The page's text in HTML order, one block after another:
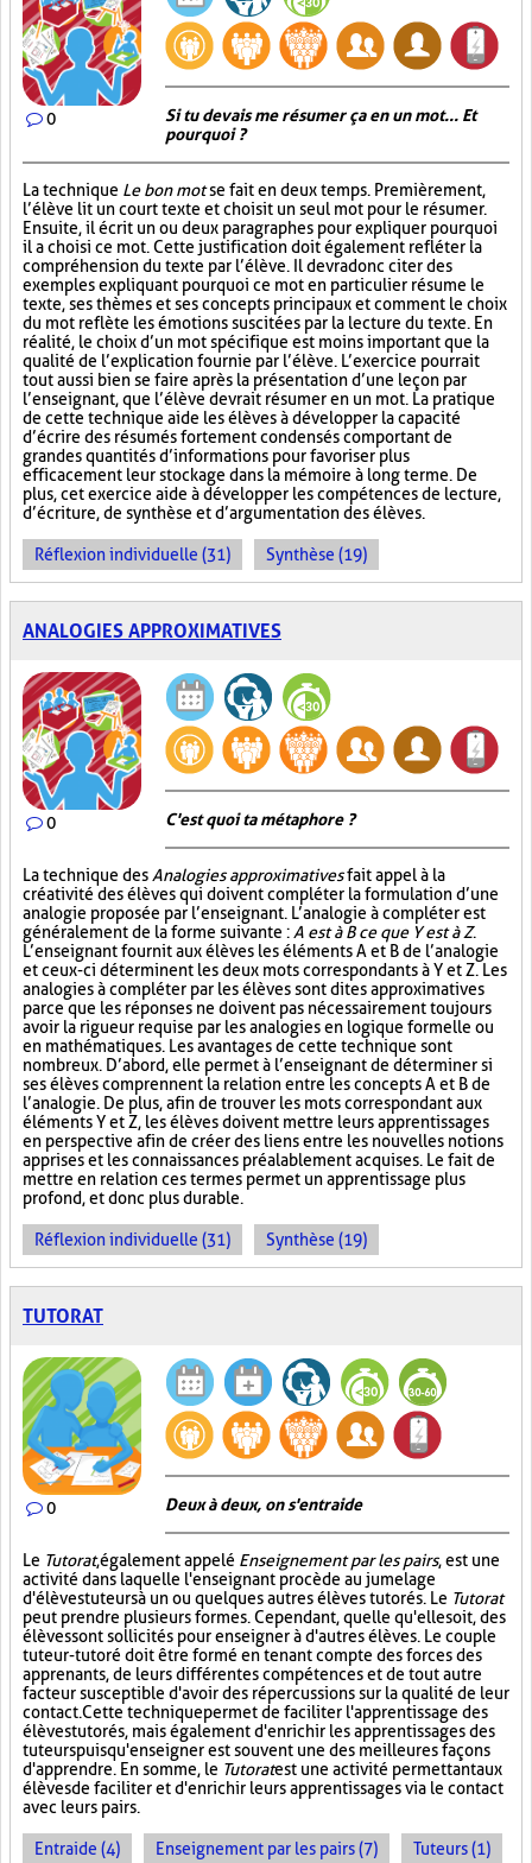
0
Si tu devais me résumer ça en un mot... Et
pourquoi ?
La technique Le bon motse fait en deux temps. Premièrement,
l’élève lit un court texte et choisit un seul mot pour le résumer.
Ensuite, il écrit un ou deux paragraphes pour expliquer pourquoi
il a choisi ce mot. Cette justification doit également refléter la
compréhension du texte par l’élève. Il devra donc citer des
exemples expliquant pourquoi ce mot en particulier résume le
texte, ses thèmes et ses concepts principaux et comment le choix
du mot reflète les émotions suscitées par la lecture du texte. En
réalité, le choix d’un mot spécifique est moins important que la
qualité de l’explication fournie par l’élève. L’exercice pourrait
tout aussi bien se faire après la présentation d’une leçon par
l’enseignant, que l’élève devrait résumer en un mot. La pratique
de cette technique aide les élèves à développer la capacité
d’écrire des résumés fortement condensés comportant de
grandes quantités d’informations pour favoriser plus
efficacement leur stockage dans la mémoire à long terme. De
plus, cet exercice aide à développer les compétences de lecture,
d’écriture, de synthèse et d’argumentation des élèves.
Réflexion individuelle (31) Synthèse (19)
ANALOGIES APPROXIMATIVES
0 C'est quoi ta métaphore ?
La technique des Analogies approximativesfait appel à la
créativité des élèves qui doivent compléter la formulation d’une
analogie proposée par l’enseignant. L’analogie à compléter est
généralement de la forme suivante : A est à B ce que Y est à Z.
L’enseignant fournit aux élèves les éléments A et B de l’analogie
et ceux-ci déterminent les deux mots correspondants à Y et Z. Les
analogies à compléter par les élèves sont dites approximatives
parce que les réponses ne doivent pas nécessairement toujours
avoir la rigueur requise par les analogies en logique formelle ou
en mathématiques. Les avantages de cette technique sont
nombreux. D’abord, elle permet à l’enseignant de déterminer si
ses élèves comprennent la relation entre les concepts A et B de
l’analogie. De plus, afin de trouver les mots correspondant aux
éléments Y et Z, les élèves doivent mettre leurs apprentissages
en perspective afin de créer des liens entre les nouvelles notions
apprises et les connaissances préalablement acquises. Le fait de
mettre en relation ces termes permet un apprentissage plus
profond, et donc plus durable.
Réflexion individuelle (31) Synthèse (19)
TUTORAT
0 Deux à deux, on s'entraide
Le Tutorat, également appelé Enseignement par les pairs, est une
activité dans laquelle l'enseignant procède au jumelage
d'élèves tuteurs à un ou quelques autres élèves tutorés. Le Tutorat
peut prendre plusieurs formes. Cependant, quelle qu'elle soit, des
élèves sont sollicités pour enseigner à d'autres élèves. Le couple
tuteur-tutoré doit être formé en tenant compte des forces des
apprenants, de leurs différentes compétences et de tout autre
facteur susceptible d'avoir des répercussions sur la qualité de leur
contact. Cette technique permet de faciliter l'apprentissage des
élèves tutorés, mais également d'enrichir les apprentissages des
tuteurs puisqu'enseigner est souvent une des meilleures façons
d'apprendre. En somme, le Tutoratest une activité permettant aux
élèves de faciliter et d'enrichir leurs apprentissages via le contact
avec leurs pairs.
Entraide (4) Enseignement par les pairs (7) Tuteurs (1)